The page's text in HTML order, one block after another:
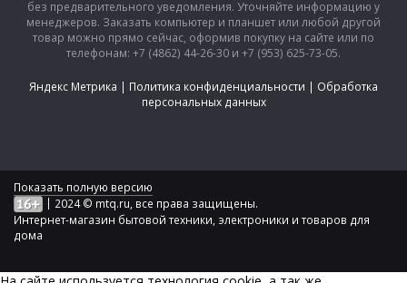
без предварительного уведомления. Уточняйте информацию у
менеджеров. Заказать компьютер и планшет или любой другой
товар можно прямо сейчас, оформив покупку на сайте или по
телефонам: +7 (4862) 44-26-30 и +7 (953) 625-73-05.
Яндекс Метрика | Политика конфиденциальности | Обработка
персональных данных
Показать полную версию
| 2024 © mtq.ru, все права защищены.
Интернет-магазин бытовой техники, электроники и товаров для
дома